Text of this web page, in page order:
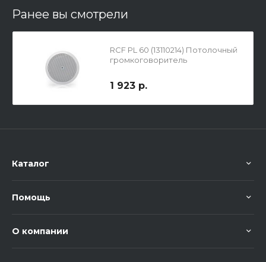
Ранее вы смотрели
RCF PL 60 (13110214) Потолочный
громкоговоритель
1 923 р.
Каталог
Помощь
О компании